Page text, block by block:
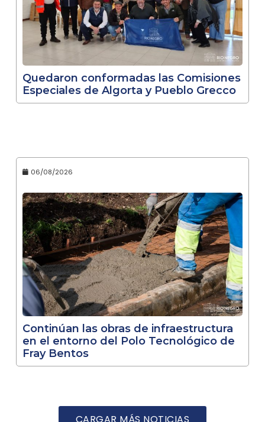
Quedaron conformadas las Comisiones
Especiales de Algorta y Pueblo Grecco
06/08/2026
Continúan las obras de infraestructura
en el entorno del Polo Tecnológico de
Fray Bentos
CARGAR MÁS NOTICIAS